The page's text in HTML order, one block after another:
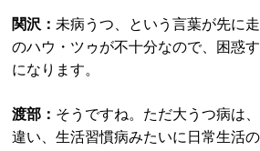
関沢： 未病うつ、という言葉が先に
のハウ・ツゥが不十分なので、困惑
になります。
渡部： そうですね。ただ大うつ病は
違い、生活習慣病みたいに日常生活